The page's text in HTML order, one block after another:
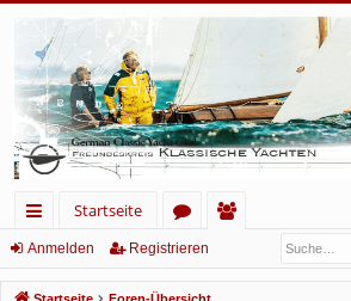
ch
ne
Startseite
or
en
lie
Anmelden Registrieren